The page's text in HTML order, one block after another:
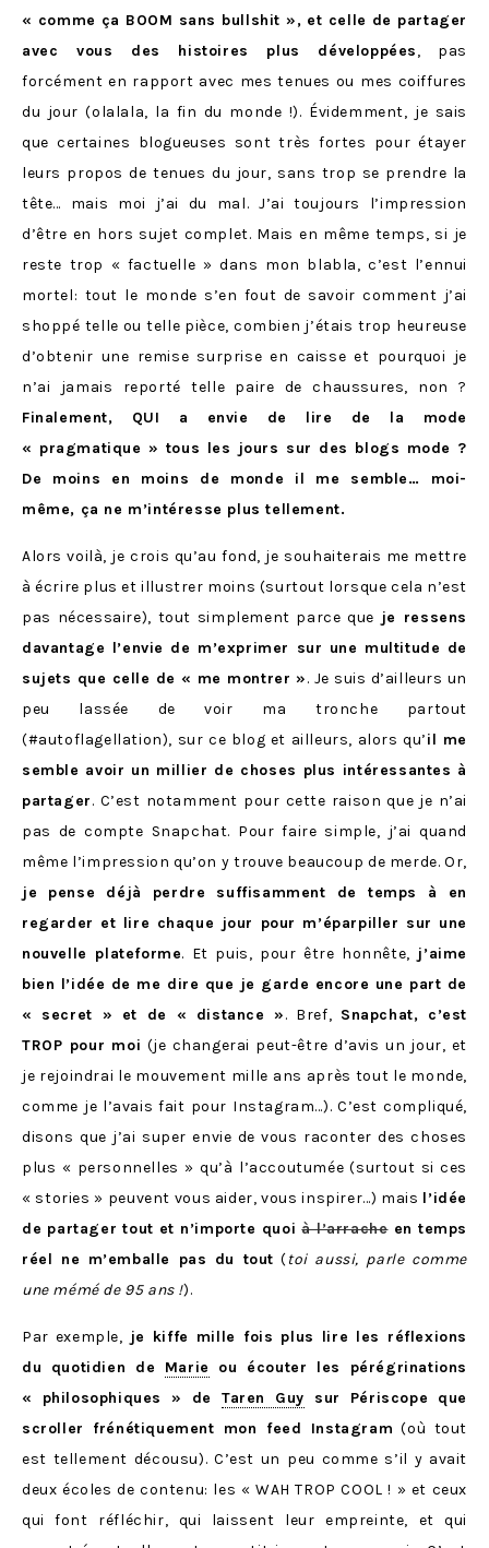
« comme ça BOOM sans bullshit », et celle de partager
avec vous des histoires plus développées, pas
forcément en rapport avec mes tenues ou mes coiffures
du jour (olalala, la fin du monde !). Évidemment, je sais
que certaines blogueuses sont très fortes pour étayer
leurs propos de tenues du jour, sans trop se prendre la
tête… mais moi j’ai du mal. J’ai toujours l’impression
d’être en hors sujet complet. Mais en même temps, si je
reste trop « factuelle » dans mon blabla, c’est l’ennui
mortel: tout le monde s’en fout de savoir comment j’ai
shoppé telle ou telle pièce, combien j’étais trop heureuse
d’obtenir une remise surprise en caisse et pourquoi je
n’ai jamais reporté telle paire de chaussures, non ?
Finalement, QUI a envie de lire de la mode
« pragmatique » tous les jours sur des blogs mode ?
De moins en moins de monde il me semble… moi-
même, ça ne m’intéresse plus tellement.
Alors voilà, je crois qu’au fond, je souhaiterais me mettre
à écrire plus et illustrer moins (surtout lorsque cela n’est
pas nécessaire), tout simplement parce que je ressens
davantage l’envie de m’exprimer sur une multitude de
sujets que celle de « me montrer ». Je suis d’ailleurs un
peu lassée de voir ma tronche partout
(#autoflagellation), sur ce blog et ailleurs, alors qu’il me
semble avoir un millier de choses plus intéressantes à
partager. C’est notamment pour cette raison que je n’ai
pas de compte Snapchat. Pour faire simple, j’ai quand
même l’impression qu’on y trouve beaucoup de merde. Or,
je pense déjà perdre suffisamment de temps à en
regarder et lire chaque jour pour m’éparpiller sur une
nouvelle plateforme. Et puis, pour être honnête, j’aime
bien l’idée de me dire que je garde encore une part de
« secret » et de « distance ». Bref, Snapchat, c’est
TROP pour moi (je changerai peut-être d’avis un jour, et
je rejoindrai le mouvement mille ans après tout le monde,
comme je l’avais fait pour Instagram…). C’est compliqué,
disons que j’ai super envie de vous raconter des choses
plus « personnelles » qu’à l’accoutumée (surtout si ces
« stories » peuvent vous aider, vous inspirer…) mais l’idée
de partager tout et n’importe quoià l’arracheen temps
réel ne m’emballe pas du tout (toi aussi, parle comme
une mémé de 95 ans !).
Par exemple, je kiffe mille fois plus lire les réflexions
du quotidien de Marie
ou écouter les pérégrinations
« philosophiques » de Taren Guy sur Périscope que
scroller frénétiquement mon feed Instagram (où tout
est tellement décousu). C’est un peu comme s’il y avait
deux écoles de contenu: les « WAH TROP COOL ! » et ceux
qui font réfléchir, qui laissent leur empreinte, et qui